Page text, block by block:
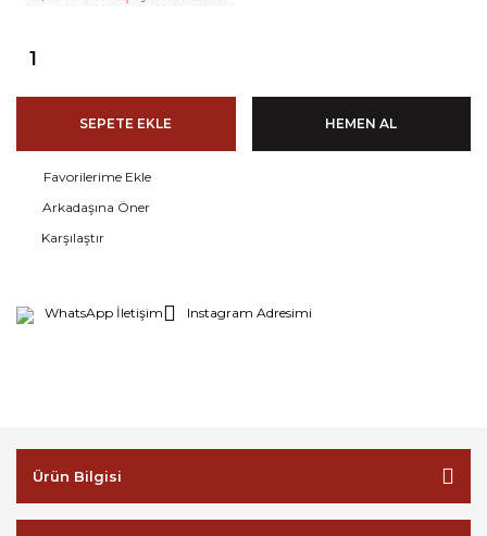
SEPETE EKLE HEMEN AL
Arkadaşına Öner
Karşılaştır
WhatsApp İletişim Instagram Adresimi
Ürün Bilgisi